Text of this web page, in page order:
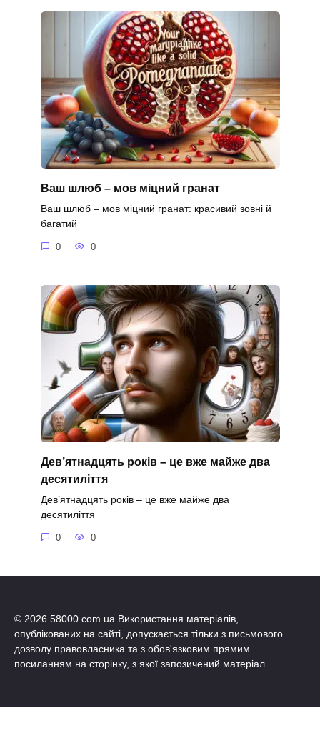
Ваш шлюб – мов міцний гранат
Ваш шлюб – мов міцний гранат: красивий зовні й
багатий
0 0
Дев’ятнадцять років – це вже майже два
десятиліття
Дев’ятнадцять років – це вже майже два
десятиліття
0 0
© 2026 58000.com.ua Використання матеріалів,
опублікованих на сайті, допускається тільки з письмового
дозволу правовласника та з обов'язковим прямим
посиланням на сторінку, з якої запозичений матеріал.